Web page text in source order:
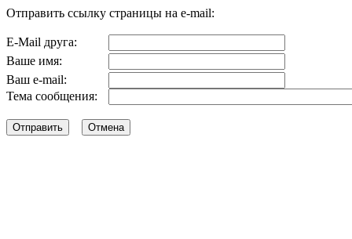
Отправить ссылку страницы на e-mail:
E-Mail друга:
Ваше имя:
Ваш e-mail:
Тема сообщения: